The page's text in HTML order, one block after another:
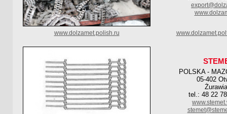
www.dolzamet.polish.ru
POLSKA -
05-402
tel.: 48 22